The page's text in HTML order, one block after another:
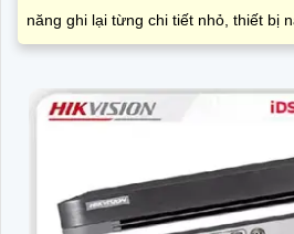
năng ghi lại từng chi tiết nhỏ, thiết bị